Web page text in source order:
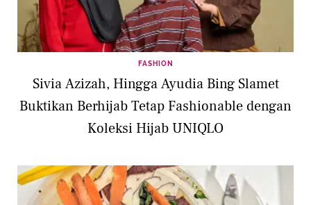
FASHION
Sivia Azizah, Hingga Ayudia Bing Slamet
Buktikan Berhijab Tetap Fashionable dengan
Koleksi Hijab UNIQLO